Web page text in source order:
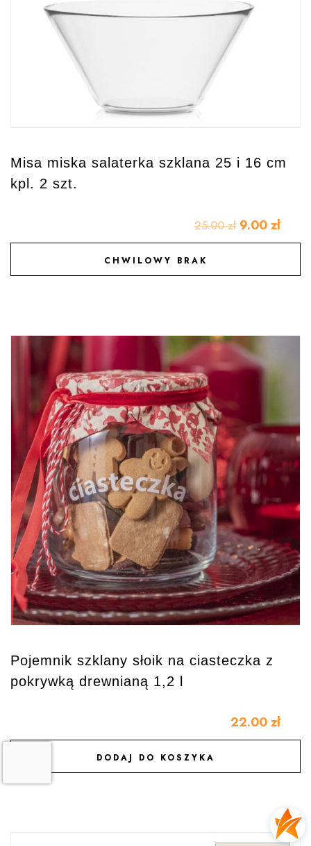
Misa miska salaterka szklana 25 i 16 cm
kpl. 2 szt.
25.00zł 9.00 zł
CHWILOWY BRAK
DODAJ DO ULUBIONYCH
Pojemnik szklany słoik na ciasteczka z
pokrywką drewnianą 1,2 l
22.00 zł
DODAJ DO KOSZYKA
DODAJ DO ULUBIONYCH